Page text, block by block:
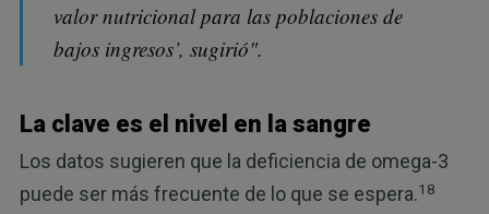
valor nutricional para las poblaciones de
bajos ingresos’, sugirió".
La clave es el nivel en la sangre
Los datos sugieren que la deficiencia de omega-3
puede ser más frecuente de lo que se espera.18